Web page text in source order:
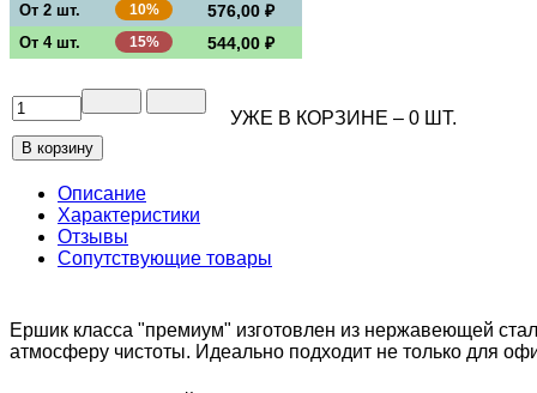
От 2 шт. 10% 576,00 ₽
От 4 шт. 15% 544,00 ₽
УЖЕ В КОРЗИНЕ – 0 ШТ.
Описание
Характеристики
Отзывы
Сопутствующие товары
Ершик класса "премиум" изготовлен из нержавеющей
атмосферу чистоты. Идеально подходит не только для